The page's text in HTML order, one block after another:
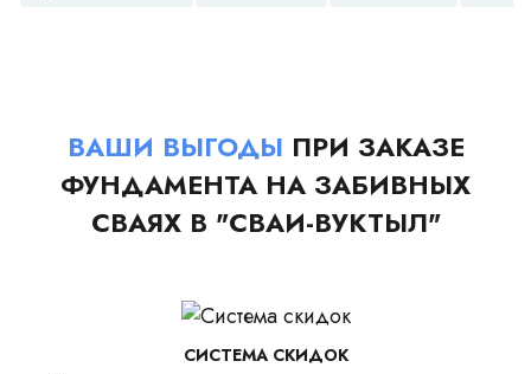
ВАШИ ВЫГОДЫ ПРИ ЗАКАЗЕ
ФУНДАМЕНТА НА ЗАБИВНЫХ
СВАЯХ В "СВАИ-ВУКТЫЛ"
СИСТЕМА СКИДОК